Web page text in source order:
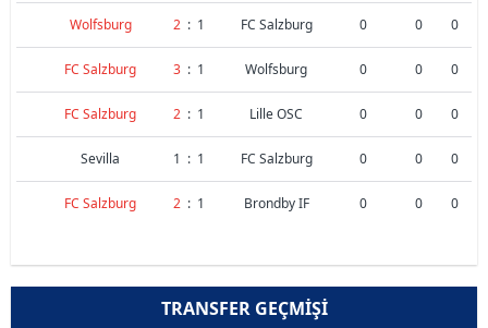
Wolfsburg 2 : 1 FC Salzburg 0 0 0
FC Salzburg 3 : 1 Wolfsburg 0 0 0
FC Salzburg 2 : 1 Lille OSC 0 0 0
Sevilla 1 : 1 FC Salzburg 0 0 0
FC Salzburg 2 : 1 Brondby IF 0 0 0
TRANSFER GEÇMIŞI